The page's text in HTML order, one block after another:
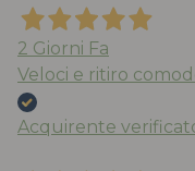
2 Giorni Fa
Veloci e ritiro
Acquirente